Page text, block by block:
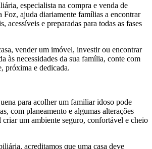
especialista na compra e venda de
Foz, ajuda diariamente famílias a encontrar
acessíveis e preparadas para todas as fases
vender um imóvel, investir ou encontrar
às necessidades da sua família, conte com
próxima e dedicada.
para acolher um familiar idoso pode
com planeamento e algumas alterações
criar um ambiente seguro, confortável e cheio
acreditamos que uma casa deve